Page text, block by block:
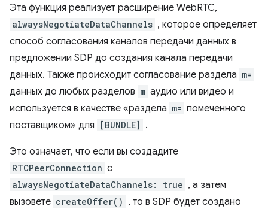
Эта функция реализует расширение WebRTC,
alwaysNegotiateDataChannels , которое определяет
способ согласования каналов передачи данных в
предложении SDP до создания канала передачи
данных. Также происходит согласование раздела m=
данных до любых разделов m аудио или видео и
используется в качестве «раздела m= помеченного
поставщиком» для
[BUNDLE] .
Это означает, что если вы создадите
RTCPeerConnection с
alwaysNegotiateDataChannels: true , а затем
вызовете createOffer() , то в SDP будет создано